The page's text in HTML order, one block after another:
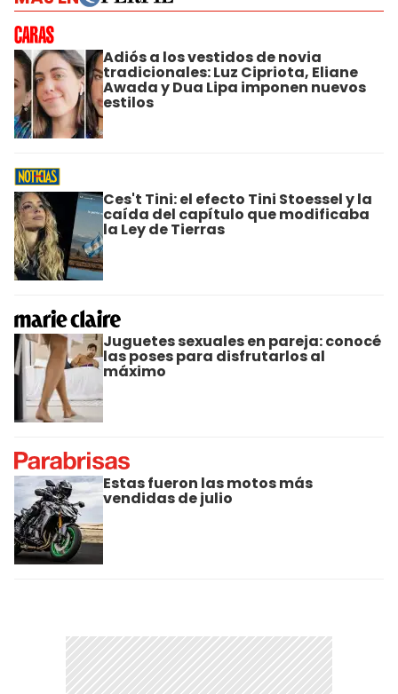
Adiós a los vestidos de novia
tradicionales: Luz Cipriota, Eliane
Awada y Dua Lipa imponen nuevos
estilos
Ces't Tini: el efecto Tini Stoessel y la
caída del capítulo que modificaba
la Ley de Tierras
Juguetes sexuales en pareja: conocé
las poses para disfrutarlos al
máximo
Estas fueron las motos más
vendidas de julio